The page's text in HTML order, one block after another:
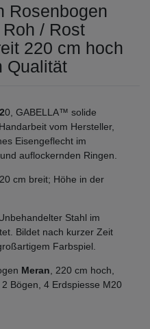
Rosenbogen
/ Rost
220 cm hoch
Qualität
0, GABELLA™ solide
vom Hersteller,
Eisengeflecht im
auflockernden Ringen.
cm breit; Höhe in der
Stahl im
Bildet nach kurzer Zeit
Farbspiel.
Meran , 220 cm hoch,
Bögen, 4 Erdspiesse M20